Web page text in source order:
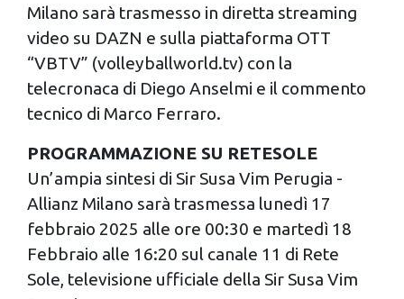
Milano sarà trasmesso in diretta streaming
video su DAZN e sulla piattaforma OTT
“VBTV” (volleyballworld.tv) con la
telecronaca di Diego Anselmi e il commento
tecnico di Marco Ferraro.
PROGRAMMAZIONE SU RETESOLE
Un’ampia sintesi di Sir Susa Vim Perugia -
Allianz Milano sarà trasmessa lunedì 17
febbraio 2025 alle ore 00:30 e martedì 18
Febbraio alle 16:20 sul canale 11 di Rete
Sole, televisione ufficiale della Sir Susa Vim